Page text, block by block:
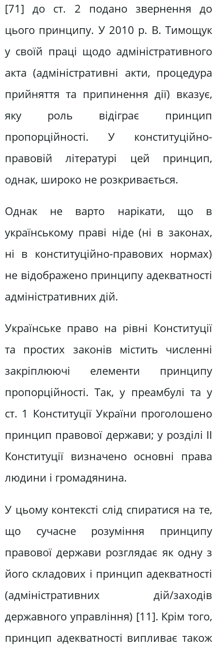
[71] до ст. 2 подано звернення до
цього принципу. У 2010 р. В. Тимощук
у своїй праці щодо адміністративного
акта (адміністративні акти, процедура
прийняття та припинення дії) вказує,
яку роль відіграє принцип
пропорційності. У конституційно-
правовій літературі цей принцип,
однак, широко не розкривається.
Однак не варто нарікати, що в
українському праві ніде (ні в законах,
ні в конституційно-правових нормах)
не відображено принципу адекватності
адміністративних дій.
Українське право на рівні Конституції
та простих законів містить численні
закріплюючі елементи принципу
пропорційності. Так, у преамбулі та у
ст. 1 Конституції України проголошено
принцип правової держави; у розділі II
Конституції визначено основні права
людини і громадянина.
У цьому контексті слід спиратися на те,
що сучасне розуміння принципу
правової держави розглядає як одну з
його складових і принцип адекватності
(адміністративних дій/заходів
державного управління) [11]. Крім того,
принцип адекватності випливає також